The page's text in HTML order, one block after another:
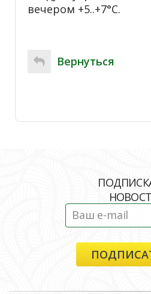
вечером +5..+7°С.
Вернуться